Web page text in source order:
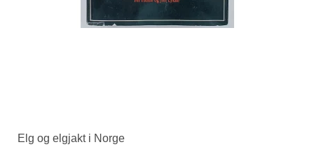
Elg og elgjakt i Norge